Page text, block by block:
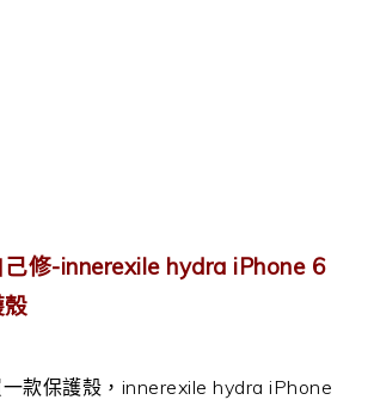
己修-innerexile hydra iPhone 6
款保護殼，innerexile hydra iPhone